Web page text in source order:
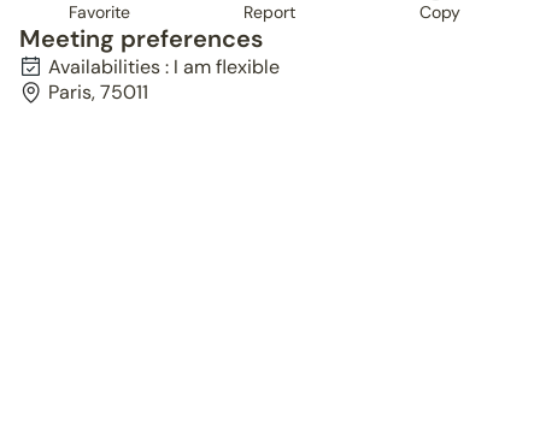
Favorite Report Copy
Meeting preferences
Availabilities : I am flexible
Paris, 75011